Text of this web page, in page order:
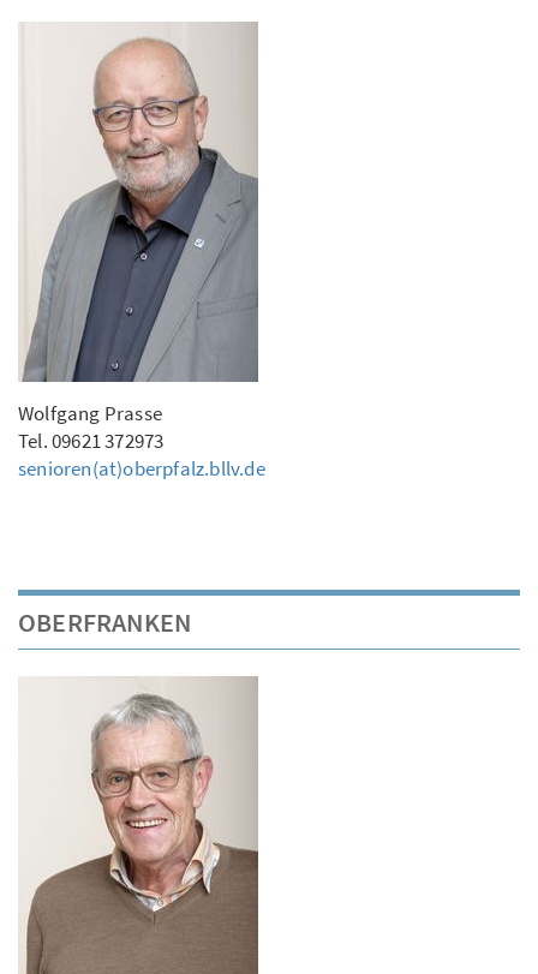
Wolfgang Prasse
Tel. 09621 372973
senioren(at)oberpfalz.bllv.de
OBERFRANKEN